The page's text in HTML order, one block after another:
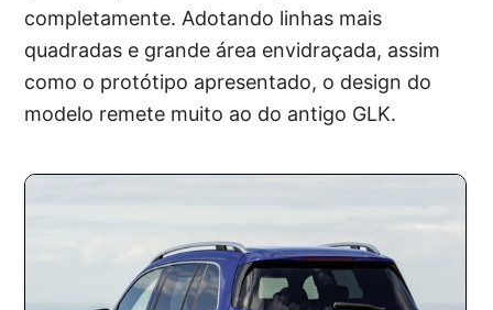
completamente. Adotando linhas mais
quadradas e grande área envidraçada, assim
como o protótipo apresentado, o design do
modelo remete muito ao do antigo GLK.